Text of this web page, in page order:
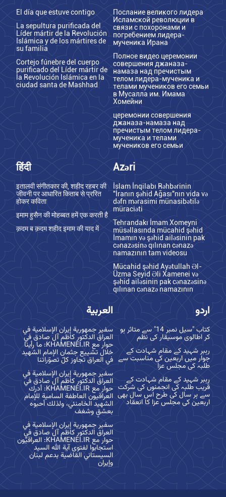
El día que estuve contigo
La sepultura purificada del
Líder mártir de la Revolución
Islámica y de los mártires de
su familia
Cortejo fúnebre del cuerpo
purificado del Líder mártir de
la Revolución Islámica en la
ciudad santa de Mashhad
Послание великого лидера
Исламской революции в
связи с похоронами и
погребением лидера-
мученика Ирана
Полное видео церемонии
совершения джаназа-
намаза над пречистым
телом лидера-мученика и
телами мучеников его семьи
в Мусалла им. Имама
Хомейни
церемонии совершения
джаназа-намаза над
пречистым телом лидера-
мученика и телами
мучеников его семьи
हिंदी
इतालवी संगीतकार की, शहीद रहबर की
जीवनी पर आधारित किताब से प्ररित
होकर कविता
इमाम हुसैन की मोहब्बत हमें एक करती है
क़दम ब क़दम शहीद इमाम की याद में
Azəri
İslam İnqilabı Rəhbərinin
"İranın şəhid Ağası"nın vida və
dəfn mərasimi münasibətilə
müraciəti
Tehrandakı İmam Xomeyni
müsəllasında mücahid şəhid
İmamın və şəhid ailəsinin pak
cənazəsinə qılınan cənazə
namazının tam videosu
Mücahid şəhid Ayətullah Əl-
Üzma Seyid Əli Xamenei və
şəhid ailəsinin pak cənazəsinə
qılınan cənazə namazının
العربية
سفير جمهورية إيران الإسلامية في
العراق الدكتور كاظم آل صادق في
حوار مع KHAMENEI.IR: ما رأينا
خلال تشييع جثمان الإمام الشهيد
في العراق تجاوز كلّ تصوّراتنا
سفير جمهورية إيران الإسلامية في
العراق الدكتور كاظم آل صادق في
حوار مع KHAMENEI.IR: أدرك
العراقيون العاطفة السامية للإمام
الشهيد الخامنئي، ولذلك أحبوه
بعشقٍ وشغف
سفير جمهورية إيران الإسلامية في
العراق الدكتور كاظم آل صادق في
حوار مع KHAMENEI.IR: العراقيّون
استجابوا لفتوى آية الله السيد
السيستاني القاضية بدعم لبنان
وإيران
اردو
کتاب "سیل نمبر 14" سے متاثر ہو
کر اطالوی موسیقار کی نظم
رہبر شہید کے مقام شہادت کے
جوار میں اربعین کی مناسبت سے
طلبہ کی مجلس عزا
رہبر شہید کے مقام شہادت کے
قریب طلبہ کی انجمنوں کی شرکت
سے ہر سال کی طرح اس سال بھی
اربعین کی مجلس عزا کا انعقاد